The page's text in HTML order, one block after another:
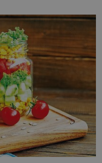
zdejším klimatickým
a extrémně